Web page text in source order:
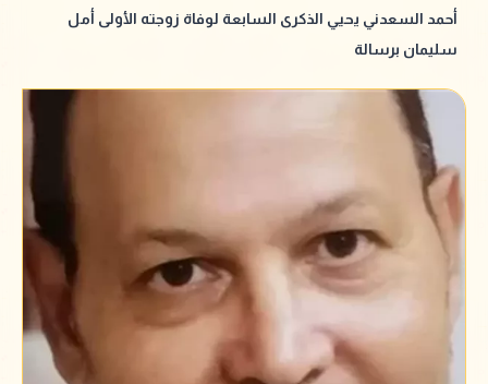
أحمد السعدني يحيي الذكرى السابعة لوفاة زوجته الأولى أمل
سليمان برسالة